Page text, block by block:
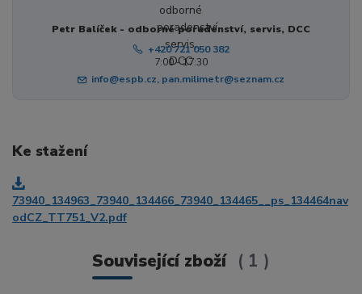
Petr Balíček - odborné poradenství, servis, DCC
+420 721 050 382
7:00 - 17:30
info@espb.cz, pan.milimetr@seznam.cz
Ke stažení
73940_134963_73940_134466_73940_134465__ps_134464nav
odCZ_TT751_V2.pdf
Související zboží 1